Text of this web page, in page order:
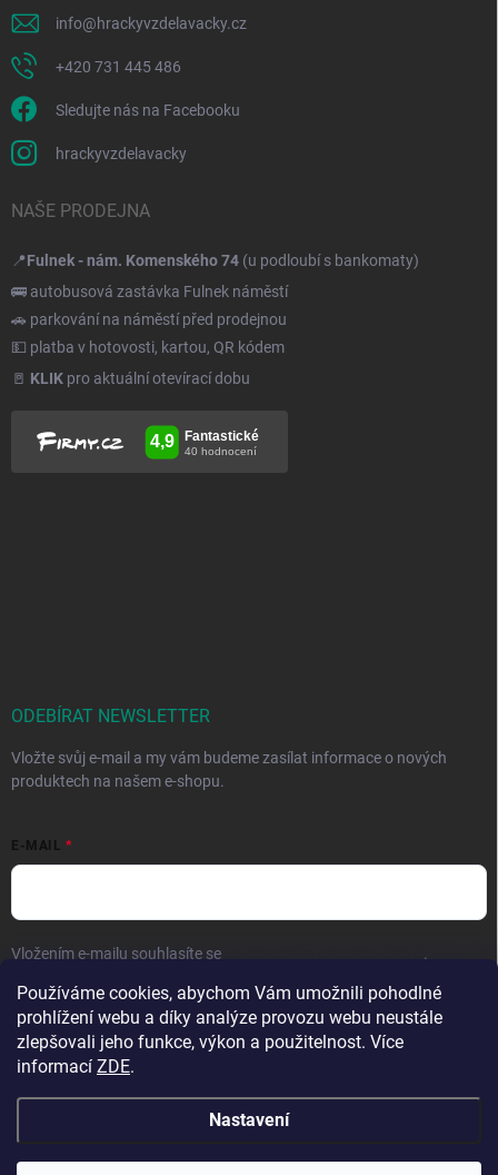
Používáme cookies, abychom Vám umožnili pohodlné
prohlížení webu a díky analýze provozu webu neustále
zlepšovali jeho funkce, výkon a použitelnost. Více
informací ZDE.
Nastavení
info@hrackyvzdelavacky.cz
+420 731 445 486
Sledujte nás na Facebooku
hrackyvzdelavacky
NAŠE PRODEJNA
📍Fulnek - nám. Komenského 74 (u podloubí s bankomaty)
🚌 autobusová zastávka Fulnek náměstí
🚗 parkování na náměstí před prodejnou
💵 platba v hotovosti, kartou, QR kódem
🚪 KLIK pro aktuální otevírací dobu
ODEBÍRAT NEWSLETTER
Vložte svůj e-mail a my vám budeme zasílat informace o nových
produktech na našem e-shopu.
E-MAIL
Vložením e-mailu souhlasíte se .
Přihlásit se
Copyright 2026Hračky vzdělávačky. Všechna práva vyhrazena.Upravit